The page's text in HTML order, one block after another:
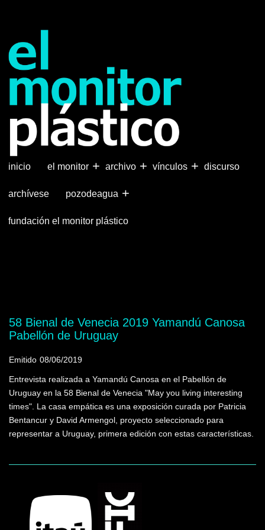
principal
inicio +
el monitor +
archivo +
vínculos discurso
archívese +
pozodeagua
fundación el monitor plástico
58 Bienal de Venecia 2019 Yamandú Canosa
Pabellón de Uruguay
Emitido 08/06/2019
Entrevista realizada a Yamandú Canosa en el Pabellón de
Uruguay en la 58 Bienal de Venecia "May you living interesting
times". La casa empática es una exposición curada por Patricia
Bentancur y David Armengol, proyecto seleccionado para
representar a Uruguay, primera edición con estas características.